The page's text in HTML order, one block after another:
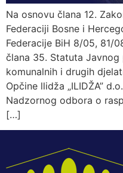
Na osnovu člana 12.
Federaciji Bosne i
Federacije BiH 8/05, 81/
člana 35. Statuta
komunalnih i drugih
Opčine llidža „ILIDŽA”
Nadzornog odbora o
[…]